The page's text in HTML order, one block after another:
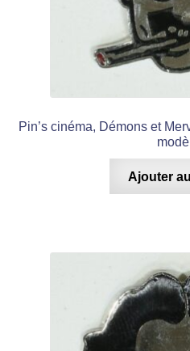
Pin’s cinéma, Démons et
Ajouter